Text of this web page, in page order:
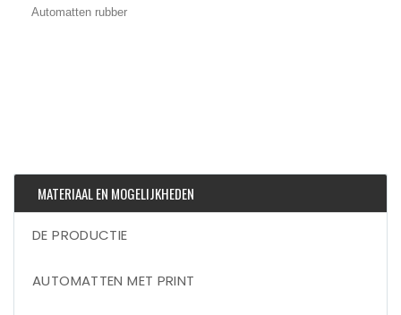
Automatten rubber
MATERIAAL EN MOGELIJKHEDEN
DE PRODUCTIE
AUTOMATTEN MET PRINT